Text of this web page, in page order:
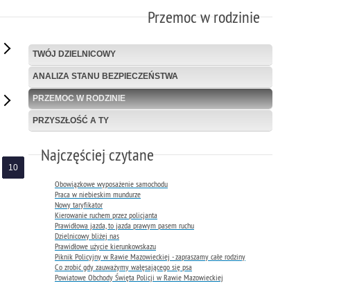
Przemoc w rodzinie
TWÓJ DZIELNICOWY
ANALIZA STANU BEZPIECZEŃSTWA
PRZEMOC W RODZINIE
PRZYSZŁOŚĆ A TY
Najczęściej czytane
Obowiązkowe wyposażenie samochodu
Praca w niebieskim mundurze
Nowy taryfikator
Kierowanie ruchem przez policjanta
Prawidłowa jazda, to jazda prawym pasem ruchu
Dzielnicowy bliżej nas
Prawidłowe użycie kierunkowskazu
Piknik Policyjny w Rawie Mazowieckiej - zapraszamy całe rodziny
Co zrobić gdy zauważymy wałęsającego się psa
Powiatowe Obchody Święta Policji w Rawie Mazowieckiej